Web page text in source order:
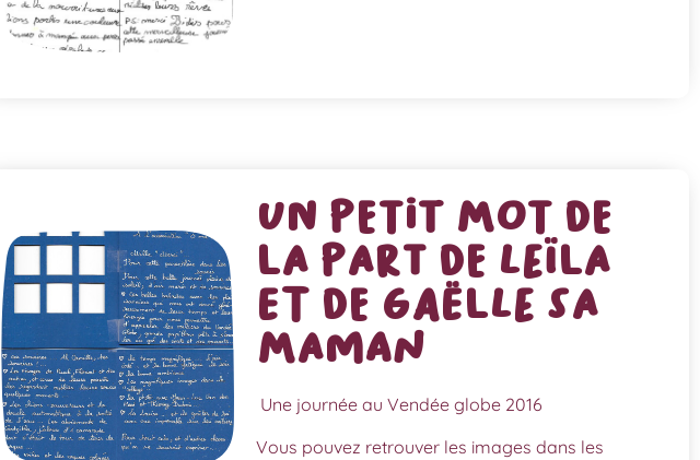
Un petit mot de
la part de Leïla
et de Gaëlle sa
maman
Une journée au Vendée globe 2016
Vous pouvez retrouver les images dans les